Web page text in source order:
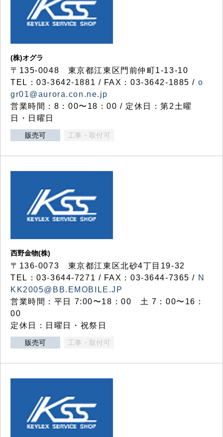
(株)オグラ
〒135-0048 東京都江東区門前仲町1-13-10
TEL：03-3642-1881 / FAX：03-3642-1885 / o
gr01@aurora.con.ne.jp
営業時間：8：00〜18：00 / 定休日：第2土曜
日・日曜日
販売可 工事・取付可
西野金物(株)
〒136-0073 東京都江東区北砂4丁目19-32
TEL：03‐3644‐7271 / FAX：03-3644-7365 / N
KK2005@BB.EMOBILE.JP
営業時間：平日 7:00〜18：00 土 7：00〜16：
00
定休日：日曜日・祝祭日
販売可 工事・取付可